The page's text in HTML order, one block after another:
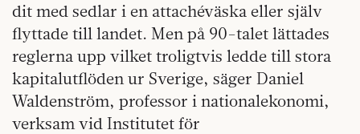
dit med sedlar i en attachéväska eller själv
flyttade till landet. Men på 90-talet lättades
reglerna upp vilket troligtvis ledde till stora
kapitalutflöden ur Sverige, säger Daniel
Waldenström, professor i nationalekonomi,
verksam vid Institutet för